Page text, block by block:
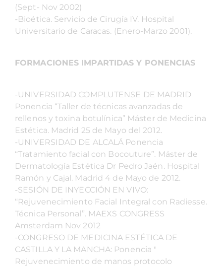
(Sept- Nov 2002)
-Bioética. Servicio de Cirugía IV. Hospital
Universitario de Caracas. (Enero-Marzo 2001).
FORMACIONES IMPARTIDAS Y PONENCIAS
-UNIVERSIDAD COMPLUTENSE DE MADRID
Ponencia “Taller de técnicas avanzadas de
rellenos y toxina botulínica” Máster de Medicina
Estética. Madrid 25 de Mayo del 2012.
-UNIVERSIDAD DE ALCALÁ Ponencia
“Tratamiento facial con Bocouture”. Máster de
Dermatología Estética Dr Pedro Jaén. Hospital
Ramón y Cajal. Madrid 4 de Mayo de 2012.
-SESIÓN DE INYECCIÓN EN VIVO:
“Rejuvenecimiento Facial Integral con Radiesse.
Técnica Personal”. MAEXS CONGRESS
Amsterdam Nov 2012
-CONGRESO DE MEDICINA ESTÉTICA DE
CASTILLA Y LA MANCHA: Ponencia "
Rejuvenecimiento de manos protocolo